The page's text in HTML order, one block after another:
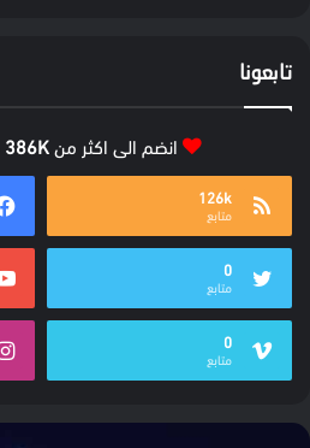
تابعونا
انضم الى اكثر من386K
126k
متابع
0
متابع
0
متابع